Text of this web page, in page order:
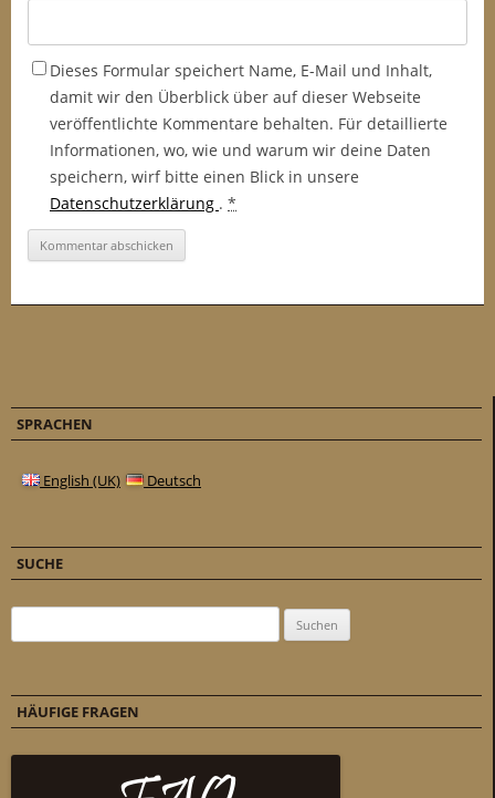
Dieses Formular speichert Name, E-Mail und Inhalt,
damit wir den Überblick über auf dieser Webseite
veröffentlichte Kommentare behalten. Für detaillierte
Informationen, wo, wie und warum wir deine Daten
speichern, wirf bitte einen Blick in unsere
Datenschutzerklärung . *
SPRACHEN
English (UK) Deutsch
SUCHE
HÄUFIGE FRAGEN